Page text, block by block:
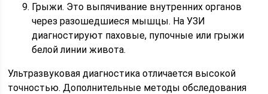
Грыжи. Это выпячивание внутренних органов
через разошедшиеся мышцы. На УЗИ
диагностируют паховые, пупочные или грыжи
белой линии живота.
Ультразвуковая диагностика отличается высокой
точностью. Дополнительные методы обследования